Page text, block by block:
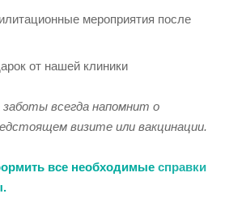
мероприятия после
от нашей клиники
всегда напомнит о
визите или вакцинации.
все необходимые справки